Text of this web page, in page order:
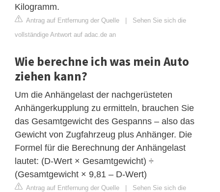
Kilogramm.
Antrag auf Entfernung der Quelle | Sehen Sie sich die
vollständige Antwort auf adac.de an
Wie berechne ich was mein Auto
ziehen kann?
Um die Anhängelast der nachgerüsteten
Anhängerkupplung zu ermitteln, brauchen Sie
das Gesamtgewicht des Gespanns – also das
Gewicht von Zugfahrzeug plus Anhänger. Die
Formel für die Berechnung der Anhängelast
lautet: (D-Wert × Gesamtgewicht) ÷
(Gesamtgewicht × 9,81 – D-Wert)
Antrag auf Entfernung der Quelle | Sehen Sie sich die